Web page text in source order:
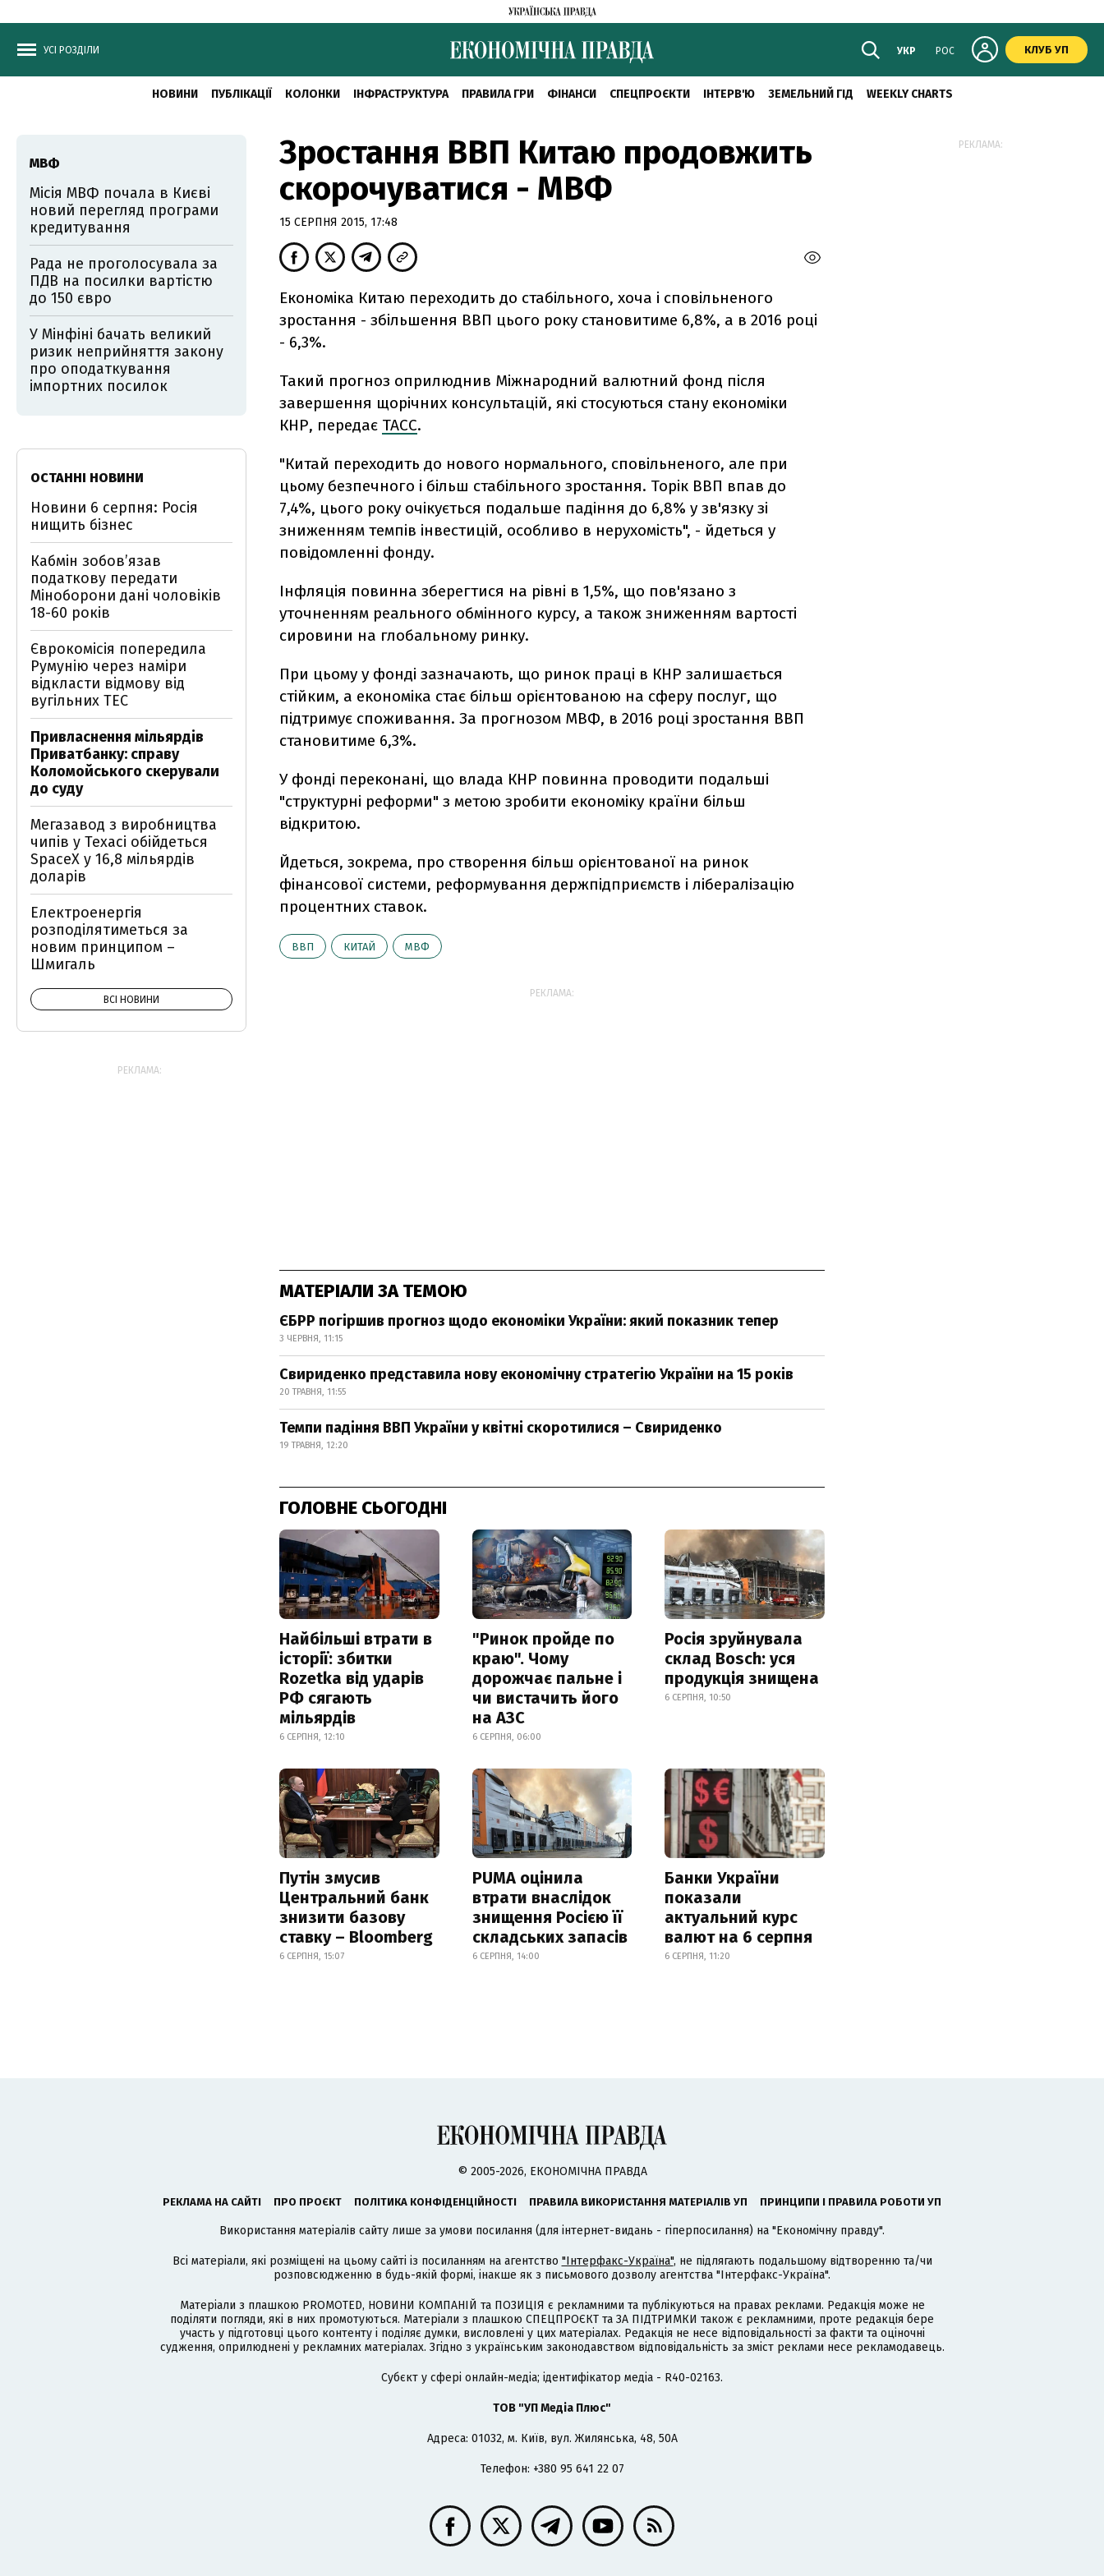
УСІ РОЗДІЛИ УКР РОС КЛУБ УП
НОВИНИ ПУБЛІКАЦІЇ КОЛОНКИ ІНФРАСТРУКТУРА ПРАВИЛА ГРИ ФІНАНСИ СПЕЦПРОЄКТИ ІНТЕРВ'Ю ЗЕМЕЛЬНИЙ ГІД WEEKLY CHARTS
Зростання ВВП Китаю продовжить
скорочуватися - МВФ
15 СЕРПНЯ 2015, 17:48
Економіка Китаю переходить до стабільного, хоча і сповільненого
зростання - збільшення ВВП цього року становитиме 6,8%, а в 2016 році
- 6,3%.
Такий прогноз оприлюднив Міжнародний валютний фонд після
завершення щорічних консультацій, які стосуються стану економіки
КНР, передає ТАСС.
"Китай переходить до нового нормального, сповільненого, але при
цьому безпечного і більш стабільного зростання. Торік ВВП впав до
7,4%, цього року очікується подальше падіння до 6,8% у зв'язку зі
зниженням темпів інвестицій, особливо в нерухомість", - йдеться у
повідомленні фонду.
Інфляція повинна зберегтися на рівні в 1,5%, що пов'язано з
уточненням реального обмінного курсу, а також зниженням вартості
сировини на глобальному ринку.
При цьому у фонді зазначають, що ринок праці в КНР залишається
стійким, а економіка стає більш орієнтованою на сферу послуг, що
підтримує споживання. За прогнозом МВФ, в 2016 році зростання ВВП
становитиме 6,3%.
У фонді переконані, що влада КНР повинна проводити подальші
"структурні реформи" з метою зробити економіку країни більш
відкритою.
Йдеться, зокрема, про створення більш орієнтованої на ринок
фінансової системи, реформування держпідприємств і лібералізацію
процентних ставок.
ВВП КИТАЙ МВФ
РЕКЛАМА:
МАТЕРІАЛИ ЗА ТЕМОЮ
ЄБРР погіршив прогноз щодо економіки України: який показник тепер
3 ЧЕРВНЯ, 11:15
Свириденко представила нову економічну стратегію України на 15 років
20 ТРАВНЯ, 11:55
Темпи падіння ВВП України у квітні скоротилися – Свириденко
19 ТРАВНЯ, 12:20
ГОЛОВНЕ СЬОГОДНІ
Найбільші втрати в
історії: збитки
Rozetka від ударів
РФ сягають
мільярдів
6 СЕРПНЯ, 12:10
"Ринок пройде по
краю". Чому
дорожчає пальне і
чи вистачить його
на АЗС
6 СЕРПНЯ, 06:00
Росія зруйнувала
склад Bosch: уся
продукція знищена
6 СЕРПНЯ, 10:50
Путін змусив
Центральний банк
знизити базову
ставку – Bloomberg
6 СЕРПНЯ, 15:07
PUMA оцінила
втрати внаслідок
знищення Росією її
складських запасів
6 СЕРПНЯ, 14:00
Банки України
показали
актуальний курс
валют на 6 серпня
6 СЕРПНЯ, 11:20
МВФ
Місія МВФ почала в Києві
новий перегляд програми
кредитування
Рада не проголосувала за
ПДВ на посилки вартістю
до 150 євро
У Мінфіні бачать великий
ризик неприйняття закону
про оподаткування
імпортних посилок
ОСТАННІ НОВИНИ
Новини 6 серпня: Росія
нищить бізнес
Кабмін зобовʼязав
податкову передати
Міноборони дані чоловіків
18-60 років
Єврокомісія попередила
Румунію через наміри
відкласти відмову від
вугільних ТЕС
Привласнення мільярдів
Приватбанку: справу
Коломойського скерували
до суду
Мегазавод з виробництва
чипів у Техасі обійдеться
SpaceX у 16,8 мільярдів
доларів
Електроенергія
розподілятиметься за
новим принципом –
Шмигаль
ВСІ НОВИНИ
РЕКЛАМА:
РЕКЛАМА:
© 2005-2026, ЕКОНОМІЧНА ПРАВДА
РЕКЛАМА НА САЙТІ ПРО ПРОЄКТ ПОЛІТИКА КОНФІДЕНЦІЙНОСТІ ПРАВИЛА ВИКОРИСТАННЯ МАТЕРІАЛІВ УП ПРИНЦИПИ І ПРАВИЛА РОБОТИ УП
Використання матеріалів сайту лише за умови посилання (для інтернет-видань - гіперпосилання) на "Економічну правду".
Всі матеріали, які розміщені на цьому сайті із посиланням на агентство "Інтерфакс-Україна", не підлягають подальшому відтворенню та/чи
розповсюдженню в будь-якій формі, інакше як з письмового дозволу агентства "Інтерфакс-Україна".
Матеріали з плашкою PROMOTED, НОВИНИ КОМПАНІЙ та ПОЗИЦІЯ є рекламними та публікуються на правах реклами. Редакція може не
поділяти погляди, які в них промотуються. Матеріали з плашкою СПЕЦПРОЄКТ та ЗА ПІДТРИМКИ також є рекламними, проте редакція бере
участь у підготовці цього контенту і поділяє думки, висловлені у цих матеріалах. Редакція не несе відповідальності за факти та оціночні
судження, оприлюднені у рекламних матеріалах. Згідно з українським законодавством відповідальність за зміст реклами несе рекламодавець.
Cубєкт у сфері онлайн-медіа; ідентифікатор медіа - R40-02163.
ТОВ "УП Медіа Плюс"
Адреса: 01032, м. Київ, вул. Жилянська, 48, 50А
Телефон: +380 95 641 22 07